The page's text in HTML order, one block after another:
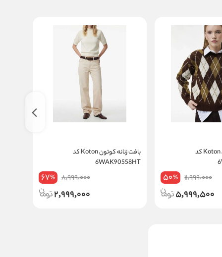
پلیور زنانه کوتون Koton کد
11,999,000
50%
5,999,500
بافت زنانه کوتون Koton کد
6WAK90558HT
8,999,000
67%
2,999,000